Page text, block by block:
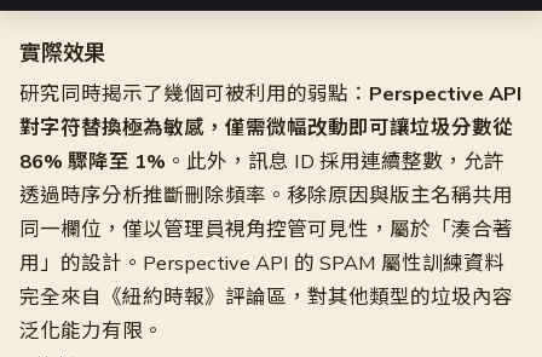
實際效果
研究同時揭示了幾個可被利用的弱點： Perspective API
對字符替換極為敏感，僅需微幅改動即可讓垃圾分數從
86% 驟降至 1% 。此外，訊息 ID 採用連續整數，允許
透過時序分析推斷刪除頻率。移除原因與版主名稱共用
同一欄位，僅以管理員視角控管可見性，屬於「湊合著
用」的設計。Perspective API 的 SPAM 屬性訓練資料
完全來自《紐約時報》評論區，對其他類型的垃圾內容
泛化能力有限。